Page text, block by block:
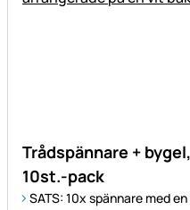
Trådspännare +
10st.-pack
SATS: 10x spännare med